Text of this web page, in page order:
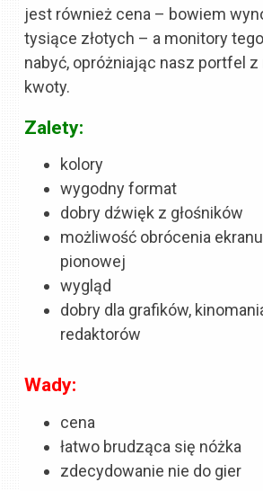
jest również cena – bowiem
tysiące złotych – a monitory
nabyć, opróżniając nasz portfel
kwoty.
Zalety:
kolory
wygodny format
dobry dźwięk z głośników
możliwość obrócenia
pionowej
wygląd
dobry dla grafików,
redaktorów
Wady:
cena
łatwo brudząca się nóżka
zdecydowanie nie do gier